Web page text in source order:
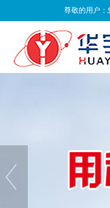
尊敬的用户